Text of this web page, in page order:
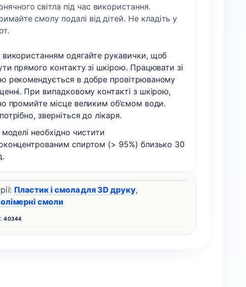
світла під час використання.
смолу подалі від дітей. Не кладіть у
одягайте рукавички, щоб
прямого контакту зі шкірою. Працювати зі
рекомендується в добре провітрюваному
При випадковому контакті з шкірою,
промийте місце великим об’ємом води.
зверніться до лікаря.
моделі необхідно чистити
спиртом (> 95%) близько 30
40344
Пластик і смола для 3D друку,
смоли